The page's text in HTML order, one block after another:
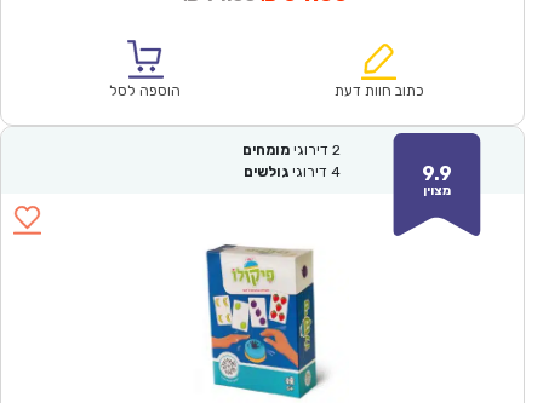
₪91.00.
הוא:
כתוב חוות דעת הוספה לסל
9.9
מצוין
2 דירוגי מומחים
4 דירוגי גולשים